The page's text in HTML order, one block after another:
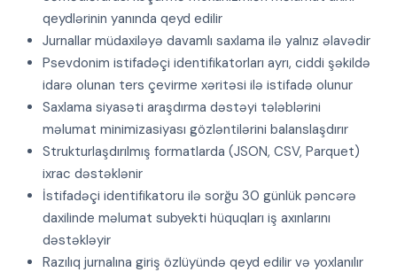
qeydlərinin yanında qeyd edilir
Jurnallar müdaxiləyə davamlı saxlama ilə yalnız əlavədir
Psevdonim istifadəçi identifikatorları ayrı, ciddi şəkildə
idarə olunan ters çevirme xəritəsi ilə istifadə olunur
Saxlama siyasəti araşdırma dəstəyi tələblərini
məlumat minimizasiyası gözləntilərini balanslaşdırır
Strukturlaşdırılmış formatlarda (JSON, CSV, Parquet)
ixrac dəstəklənir
İstifadəçi identifikatoru ilə sorğu 30 günlük pəncərə
daxilinde məlumat subyekti hüquqları iş axınlarını
dəstəkləyir
Razılıq jurnalına giriş özlüyündə qeyd edilir və yoxlanılır